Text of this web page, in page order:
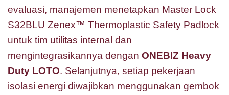
evaluasi, manajemen menetapkan Master Lock
S32BLU Zenex™ Thermoplastic Safety Padlock
untuk tim utilitas internal dan
mengintegrasikannya dengan ONEBIZ Heavy
Duty LOTO. Selanjutnya, setiap pekerjaan
isolasi energi diwajibkan menggunakan gembok